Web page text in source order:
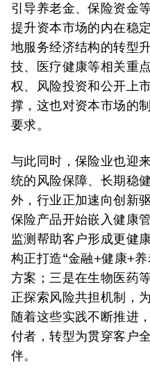
引导养老金、保险资金
提升资本市场的内在稳
地服务经济结构的转型
技、医疗健康等相关重
权、风险投资和公开上
撑，这也对资本市场的
要求。
与此同时，保险业也迎
统的风险保障、长期稳
外，行业正加速向创新
保险产品开始嵌入健康
监测帮助客户形成更健
构正打造“金融+健康+
方案；三是在生物医药
正探索风险共担机制，
随着这些实践不断推进
付者，转型为贯穿客户
伴。